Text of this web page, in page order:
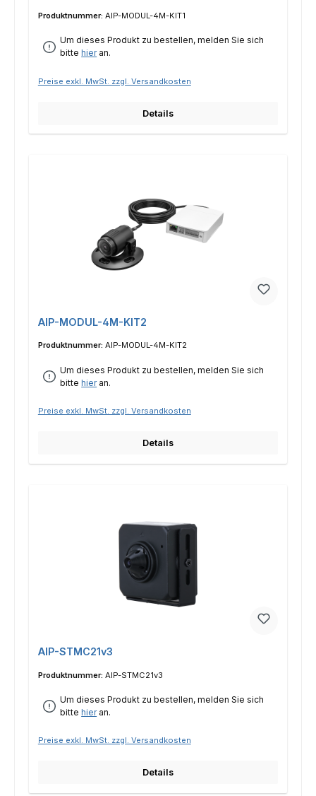
Produktnummer: AIP-MODUL-4M-KIT1
Um dieses Produkt zu bestellen, melden Sie sich
bittehieran.
Preise exkl. MwSt. zzgl. Versandkosten
Details
AIP-MODUL-4M-KIT2
Produktnummer: AIP-MODUL-4M-KIT2
Um dieses Produkt zu bestellen, melden Sie sich
bittehieran.
Preise exkl. MwSt. zzgl. Versandkosten
Details
AIP-STMC21v3
Produktnummer: AIP-STMC21v3
Um dieses Produkt zu bestellen, melden Sie sich
bittehieran.
Preise exkl. MwSt. zzgl. Versandkosten
Details